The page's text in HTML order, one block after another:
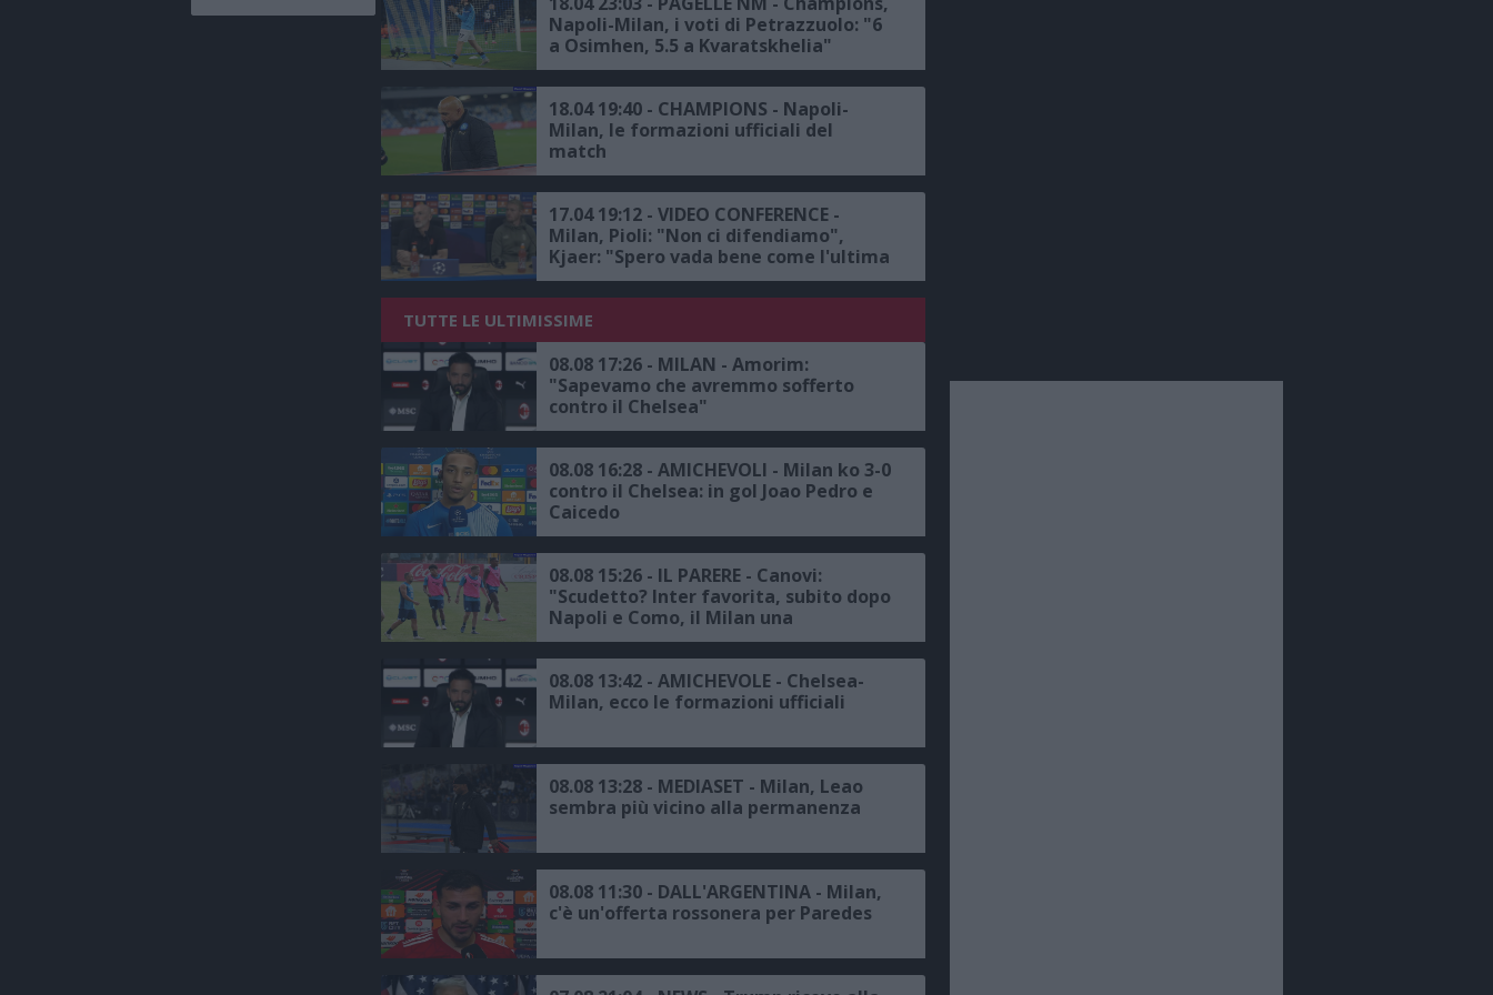
siamo passati a 40 nomi, noi non
vendiamo nessuno, Italiano? E' in un
club di amici, il 4-0 col Milan tra le
serate piu' brutte degli ultimi 18
anni"
Napoli-Milan, i voti di Petrazzuolo: "6
a Osimhen, 5.5 a Kvaratskhelia"
18.04 19:40 - CHAMPIONS - Napoli-
Milan, le formazioni ufficiali del
match
17.04 19:12 - VIDEO CONFERENCE -
Milan, Pioli: "Non ci difendiamo",
Kjaer: "Spero vada bene come l'ultima
volta"
TUTTE LE ULTIMISSIME
08.08 17:26 - MILAN - Amorim:
"Sapevamo che avremmo sofferto
contro il Chelsea"
08.08 16:28 - AMICHEVOLI - Milan ko 3-0
contro il Chelsea: in gol Joao Pedro e
Caicedo
08.08 15:26 - IL PARERE - Canovi:
"Scudetto? Inter favorita, subito dopo
Napoli e Como, il Milan una
scommessa"
08.08 13:42 - AMICHEVOLE - Chelsea-
Milan, ecco le formazioni ufficiali
08.08 13:28 - MEDIASET - Milan, Leao
sembra più vicino alla permanenza
08.08 11:30 - DALL'ARGENTINA - Milan,
c'è un'offerta rossonera per Paredes